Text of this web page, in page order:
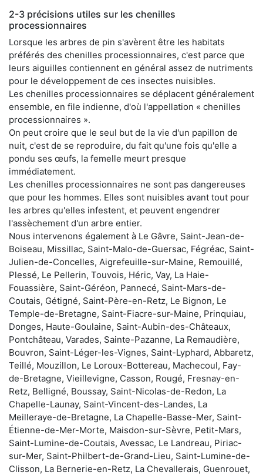
2-3 précisions utiles sur les chenilles
processionnaires
Lorsque les arbres de pin s'avèrent être les habitats
préférés des chenilles processionnaires, c'est parce que
leurs aiguilles contiennent en général assez de nutriments
pour le développement de ces insectes nuisibles.
Les chenilles processionnaires se déplacent généralement
ensemble, en file indienne, d'où l'appellation « chenilles
processionnaires ».
On peut croire que le seul but de la vie d'un papillon de
nuit, c'est de se reproduire, du fait qu'une fois qu'elle a
pondu ses œufs, la femelle meurt presque
immédiatement.
Les chenilles processionnaires ne sont pas dangereuses
que pour les hommes. Elles sont nuisibles avant tout pour
les arbres qu'elles infestent, et peuvent engendrer
l'assèchement d'un arbre entier.
Nous intervenons également à Le Gâvre, Saint-Jean-de-
Boiseau, Missillac, Saint-Malo-de-Guersac, Fégréac, Saint-
Julien-de-Concelles, Aigrefeuille-sur-Maine, Remouillé,
Plessé, Le Pellerin, Touvois, Héric, Vay, La Haie-
Fouassière, Saint-Géréon, Pannecé, Saint-Mars-de-
Coutais, Gétigné, Saint-Père-en-Retz, Le Bignon, Le
Temple-de-Bretagne, Saint-Fiacre-sur-Maine, Prinquiau,
Donges, Haute-Goulaine, Saint-Aubin-des-Châteaux,
Pontchâteau, Varades, Sainte-Pazanne, La Remaudière,
Bouvron, Saint-Léger-les-Vignes, Saint-Lyphard, Abbaretz,
Teillé, Mouzillon, Le Loroux-Bottereau, Machecoul, Fay-
de-Bretagne, Vieillevigne, Casson, Rougé, Fresnay-en-
Retz, Belligné, Boussay, Saint-Nicolas-de-Redon, La
Chapelle-Launay, Saint-Vincent-des-Landes, La
Meilleraye-de-Bretagne, La Chapelle-Basse-Mer, Saint-
Étienne-de-Mer-Morte, Maisdon-sur-Sèvre, Petit-Mars,
Saint-Lumine-de-Coutais, Avessac, Le Landreau, Piriac-
sur-Mer, Saint-Philbert-de-Grand-Lieu, Saint-Lumine-de-
Clisson, La Bernerie-en-Retz, La Chevallerais, Guenrouet,